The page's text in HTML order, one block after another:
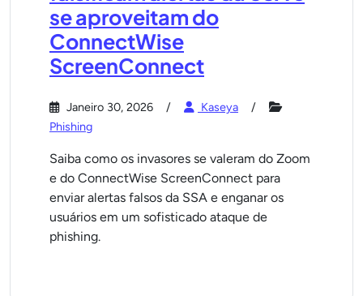
se aproveitam do
ConnectWise
ScreenConnect
Janeiro 30, 2026
Kaseya
Phishing
Saiba como os invasores se valeram do Zoom
e do ConnectWise ScreenConnect para
enviar alertas falsos da SSA e enganar os
usuários em um sofisticado ataque de
phishing.